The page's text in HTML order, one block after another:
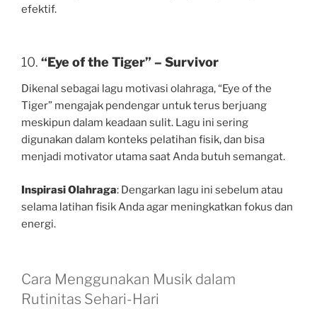
efektif.
10. “Eye of the Tiger” – Survivor
Dikenal sebagai lagu motivasi olahraga, “Eye of the
Tiger” mengajak pendengar untuk terus berjuang
meskipun dalam keadaan sulit. Lagu ini sering
digunakan dalam konteks pelatihan fisik, dan bisa
menjadi motivator utama saat Anda butuh semangat.
Inspirasi Olahraga: Dengarkan lagu ini sebelum atau
selama latihan fisik Anda agar meningkatkan fokus dan
energi.
Cara Menggunakan Musik dalam
Rutinitas Sehari-Hari